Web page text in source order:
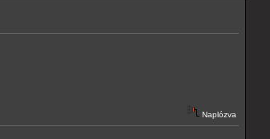
Naplózva